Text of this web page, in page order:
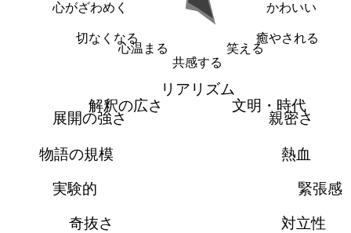
かわいい
癒やされる
笑える
共感する
心温まる
切なくなる
心がざわめく
リアリズム
文明・時代
親密さ
熱血
緊張感
対立性
奇抜さ
実験的
物語の規模
展開の強さ
解釈の広さ